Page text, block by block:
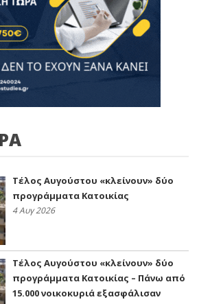
Τέλος Αυγούστου «κλείνουν» δύο
προγράμματα Κατοικίας
4 Αυγ 2026
Τέλος Αυγούστου «κλείνουν» δύο
προγράμματα Κατοικίας – Πάνω από
15.000 νοικοκυριά εξασφάλισαν